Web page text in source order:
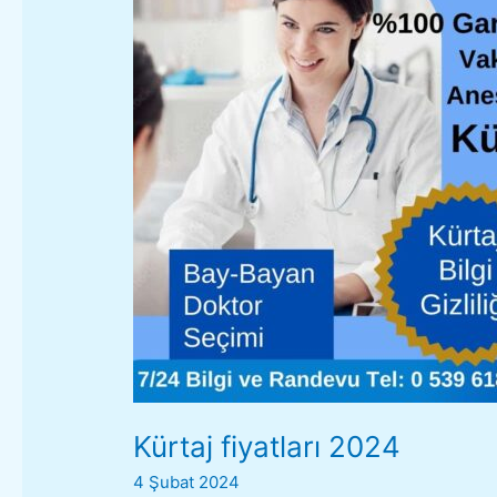
Kürtaj fiyatları 2024
4 Şubat 2024
2024